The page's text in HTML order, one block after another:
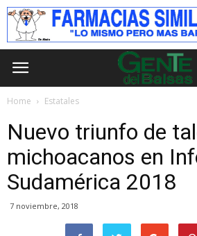
Home Estatales
Nuevo triunfo de
michoacanos en
Sudamérica 2018
7 noviembre, 2018